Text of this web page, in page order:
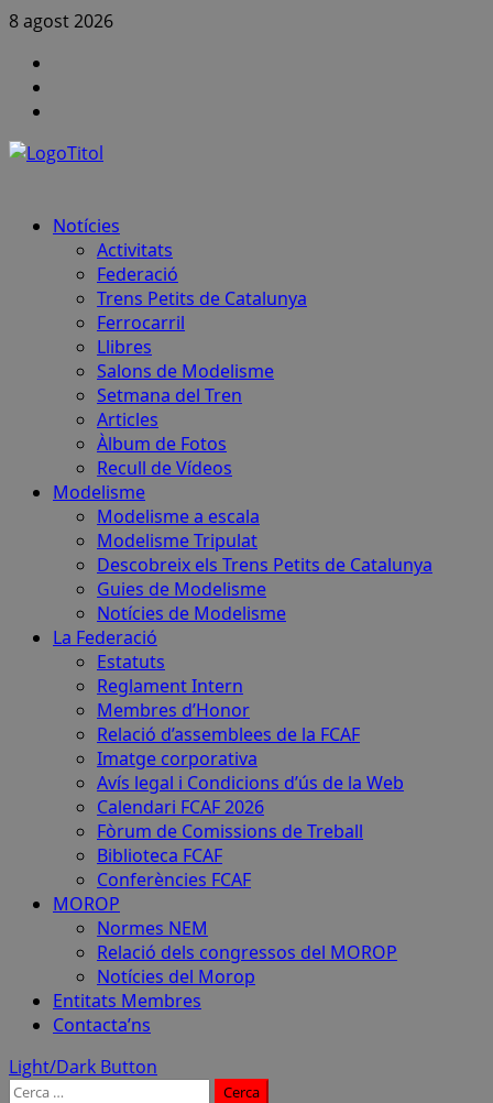
Skip
content
8 agost 2026
FCAF
PrimaryNotícies
Activitats
Federació
Trens Petits de Catalunya
Ferrocarril
Llibres
Salons de Modelisme
Setmana del Tren
Articles
Àlbum de Fotos
Recull de Vídeos
Modelisme
Modelisme a escala
Modelisme Tripulat
Descobreix els Trens Petits de Catalunya
Guies de Modelisme
Notícies de Modelisme
La Federació
Estatuts
Reglament Intern
Membres d’Honor
Relació d’assemblees de la FCAF
Imatge corporativa
Avís legal i Condicions d’ús de la Web
Calendari FCAF 2026
Fòrum de Comissions de Treball
Biblioteca FCAF
Conferències FCAF
MOROP
Normes NEM
Relació dels congressos del MOROP
Notícies del Morop
Entitats Membres
Contacta’ns
Light/Dark Button
Cerca: